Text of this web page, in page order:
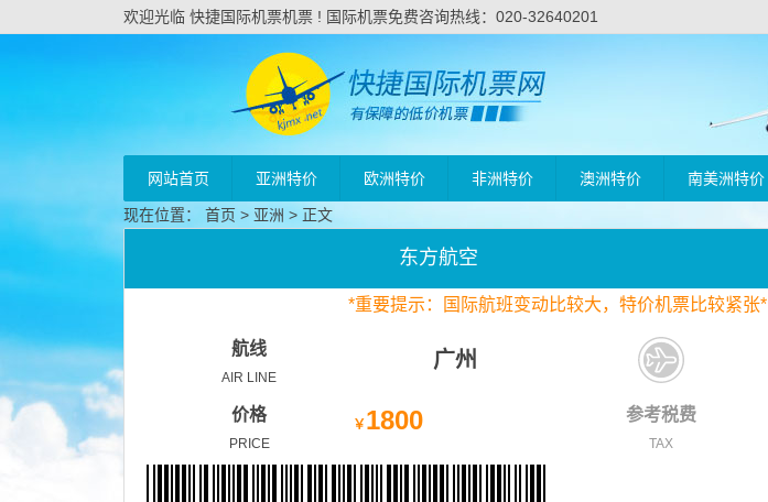
欢迎光临 快捷国际机票机票 ! 国际机票免费咨询热线：020-32640201
网站首页 亚洲特价 欧洲特价 非洲特价 澳洲特价 南美洲特价
现在位置： 首页 > 亚洲 > 正文
东方航空
*重要提示：国际航班变动比较大，特价机票比较紧张*
航线
AIR LINE
广州
价格
PRICE
￥ 1800 参考税费
TAX